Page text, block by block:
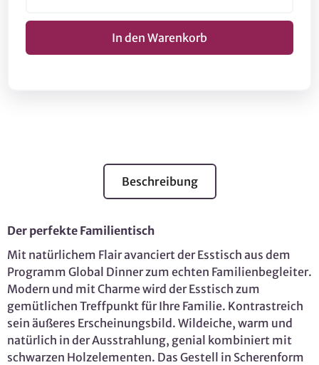
Beschreibung
Der perfekte Familientisch
Mit natürlichem Flair avanciert der Esstisch aus dem
Programm Global Dinner zum echten Familienbegleiter.
Modern und mit Charme wird der Esstisch zum
gemütlichen Treffpunkt für Ihre Familie. Kontrastreich
sein äußeres Erscheinungsbild. Wildeiche, warm und
natürlich in der Ausstrahlung, genial kombiniert mit
schwarzen Holzelementen. Das Gestell in Scherenform